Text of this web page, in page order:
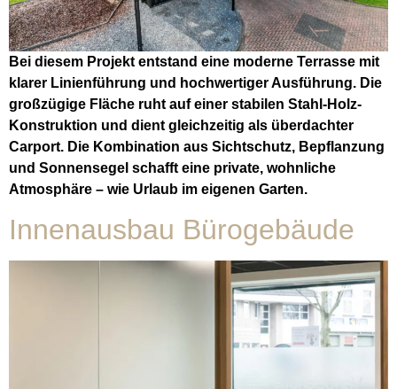
Bei diesem Projekt entstand eine moderne Terrasse mit
klarer Linienführung und hochwertiger Ausführung. Die
großzügige Fläche ruht auf einer stabilen Stahl-Holz-
Konstruktion und dient gleichzeitig als überdachter
Carport. Die Kombination aus Sichtschutz, Bepflanzung
und Sonnensegel schafft eine private, wohnliche
Atmosphäre – wie Urlaub im eigenen Garten.
Innenausbau Bürogebäude